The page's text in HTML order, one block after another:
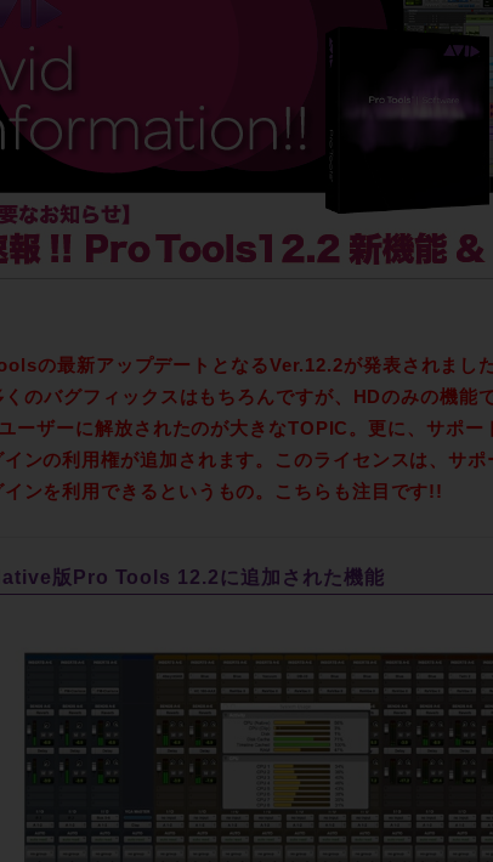
の最新アップデートとなるVer.12.2が発表されまし
のバグフィックスはもちろんですが、HDのみの機能
ーザーに解放されたのが大きなTOPIC。更に、サポー
インの利用権が追加されます。このライセンスは、サ
インを利用できるというもの。こちらも注目です!!
版Pro Tools 12.2に追加された機能